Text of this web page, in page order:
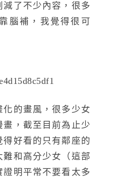
了不少內容，很多
腦補，我覺得很可
的畫風，很多少女
，截至目前為止少
好看的只有鄰座的
和高分少女（這部
明平常不要看太多